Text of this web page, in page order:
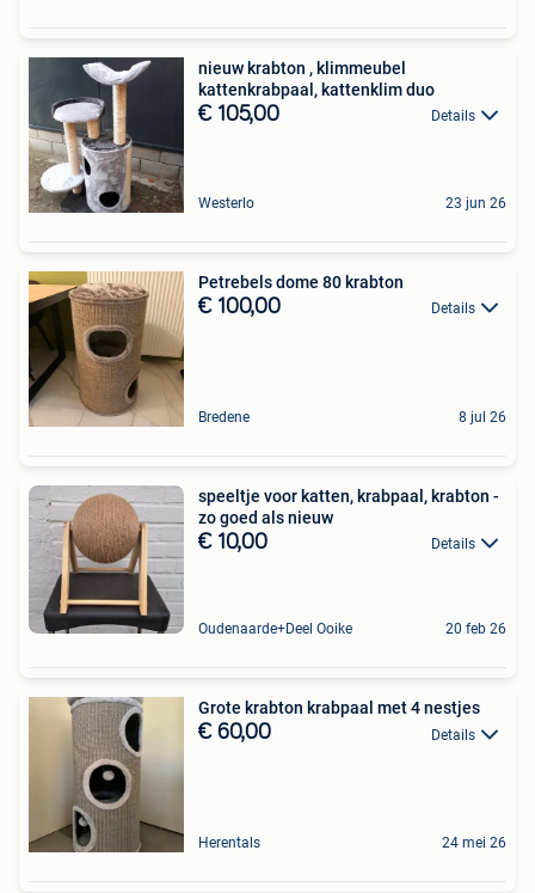
nieuw krabton , klimmeubel
kattenkrabpaal, kattenklim duo
€ 105,00 Details
Westerlo 23 jun 26
Petrebels dome 80 krabton
€ 100,00 Details
Bredene 8 jul 26
speeltje voor katten, krabpaal, krabton -
zo goed als nieuw
€ 10,00 Details
Oudenaarde+Deel Ooike 20 feb 26
Grote krabton krabpaal met 4 nestjes
€ 60,00 Details
Herentals 24 mei 26